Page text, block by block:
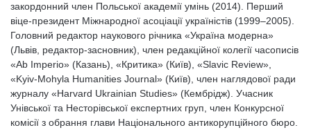
закордонний член Польської академії умінь (2014). Перший
віце-президент Міжнародної асоціації україністів (1999–2005).
Головний редактор наукового річника «Україна модерна»
(Львів, редактор-засновник), член редакційної колегії часописів
«Ab Imperio» (Казань), «Критика» (Київ), «Slavic Review»,
«Kyiv-Mohyla Humanities Journal» (Київ), член наглядової ради
журналу «Harvard Ukrainian Studies» (Кембрідж). Учасник
Унівської та Несторівської експертних груп, член Конкурсної
комісії з обрання глави Національного антикорупційного бюро.